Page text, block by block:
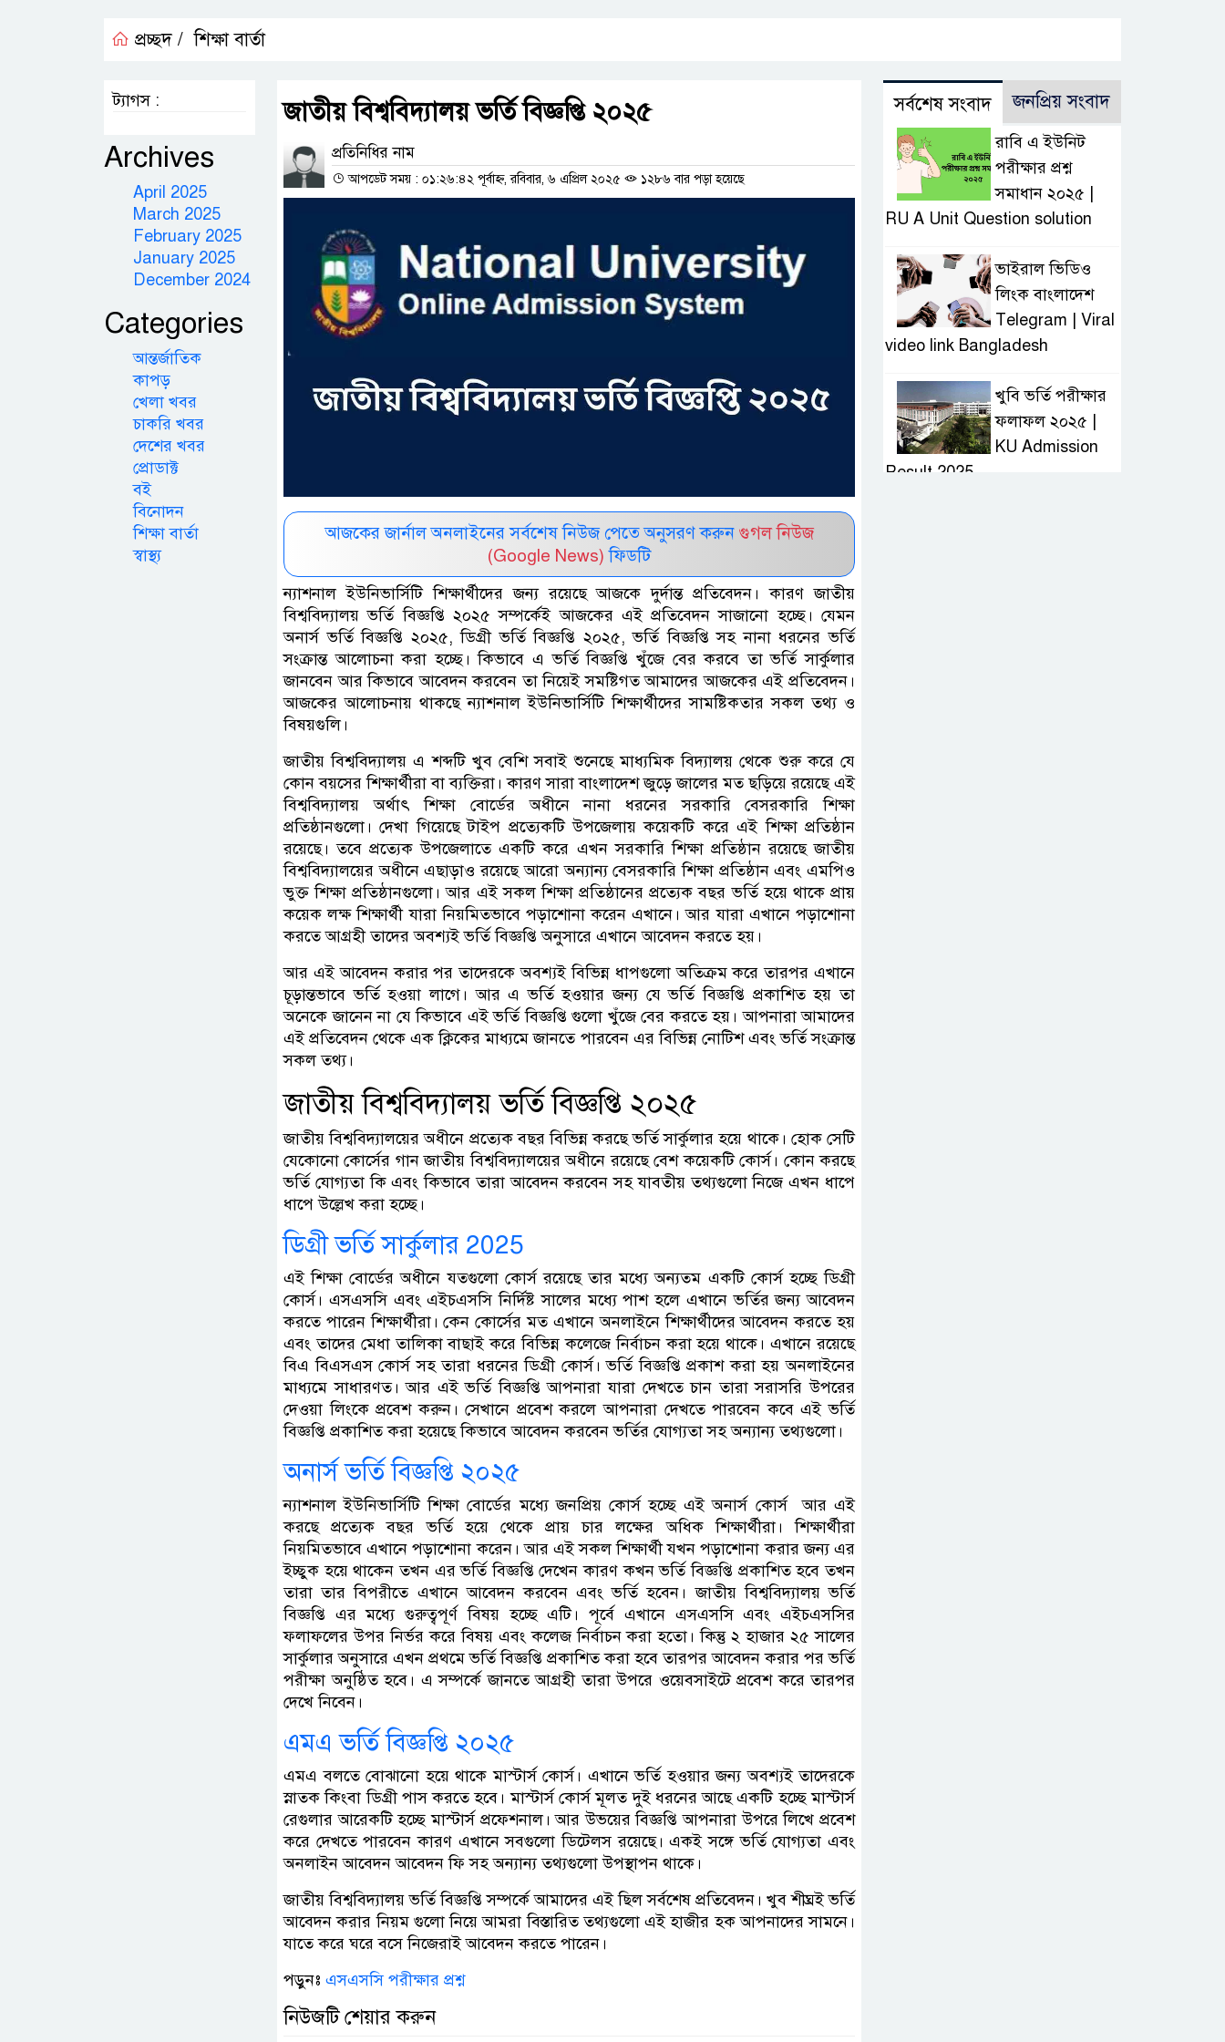
প্রচ্ছদ / শিক্ষা বার্তা
জাতীয় বিশ্ববিদ্যালয় ভর্তি বিজ্ঞপ্তি ২০২৫
প্রতিনিধির নাম
আপডেট সময় : ০১:২৬:৪২ পূর্বাহ্ন, রবিবার, ৬ এপ্রিল ২০২৫ ১২৮৬ বার পড়া হয়েছে
আজকের জার্নাল অনলাইনের সর্বশেষ নিউজ পেতে অনুসরণ করুন গুগল নিউজ
(Google News) ফিডটি
ন্যাশনাল ইউনিভার্সিটি শিক্ষার্থীদের জন্য রয়েছে আজকে দুর্দান্ত প্রতিবেদন। কারণ জাতীয়
বিশ্ববিদ্যালয় ভর্তি বিজ্ঞপ্তি ২০২৫ সম্পর্কেই আজকের এই প্রতিবেদন সাজানো হচ্ছে। যেমন
অনার্স ভর্তি বিজ্ঞপ্তি ২০২৫, ডিগ্রী ভর্তি বিজ্ঞপ্তি ২০২৫, ভর্তি বিজ্ঞপ্তি সহ নানা ধরনের ভর্তি
সংক্রান্ত আলোচনা করা হচ্ছে। কিভাবে এ ভর্তি বিজ্ঞপ্তি খুঁজে বের করবে তা ভর্তি সার্কুলার
জানবেন আর কিভাবে আবেদন করবেন তা নিয়েই সমষ্টিগত আমাদের আজকের এই প্রতিবেদন।
আজকের আলোচনায় থাকছে ন্যাশনাল ইউনিভার্সিটি শিক্ষার্থীদের সামষ্টিকতার সকল তথ্য ও
বিষয়গুলি।
জাতীয় বিশ্ববিদ্যালয় এ শব্দটি খুব বেশি সবাই শুনেছে মাধ্যমিক বিদ্যালয় থেকে শুরু করে যে
কোন বয়সের শিক্ষার্থীরা বা ব্যক্তিরা। কারণ সারা বাংলাদেশ জুড়ে জালের মত ছড়িয়ে রয়েছে এই
বিশ্ববিদ্যালয় অর্থাৎ শিক্ষা বোর্ডের অধীনে নানা ধরনের সরকারি বেসরকারি শিক্ষা
প্রতিষ্ঠানগুলো। দেখা গিয়েছে টাইপ প্রত্যেকটি উপজেলায় কয়েকটি করে এই শিক্ষা প্রতিষ্ঠান
রয়েছে। তবে প্রত্যেক উপজেলাতে একটি করে এখন সরকারি শিক্ষা প্রতিষ্ঠান রয়েছে জাতীয়
বিশ্ববিদ্যালয়ের অধীনে এছাড়াও রয়েছে আরো অন্যান্য বেসরকারি শিক্ষা প্রতিষ্ঠান এবং এমপিও
ভুক্ত শিক্ষা প্রতিষ্ঠানগুলো। আর এই সকল শিক্ষা প্রতিষ্ঠানের প্রত্যেক বছর ভর্তি হয়ে থাকে প্রায়
কয়েক লক্ষ শিক্ষার্থী যারা নিয়মিতভাবে পড়াশোনা করেন এখানে। আর যারা এখানে পড়াশোনা
করতে আগ্রহী তাদের অবশ্যই ভর্তি বিজ্ঞপ্তি অনুসারে এখানে আবেদন করতে হয়।
আর এই আবেদন করার পর তাদেরকে অবশ্যই বিভিন্ন ধাপগুলো অতিক্রম করে তারপর এখানে
চূড়ান্তভাবে ভর্তি হওয়া লাগে। আর এ ভর্তি হওয়ার জন্য যে ভর্তি বিজ্ঞপ্তি প্রকাশিত হয় তা
অনেকে জানেন না যে কিভাবে এই ভর্তি বিজ্ঞপ্তি গুলো খুঁজে বের করতে হয়। আপনারা আমাদের
এই প্রতিবেদন থেকে এক ক্লিকের মাধ্যমে জানতে পারবেন এর বিভিন্ন নোটিশ এবং ভর্তি সংক্রান্ত
সকল তথ্য।
জাতীয় বিশ্ববিদ্যালয় ভর্তি বিজ্ঞপ্তি ২০২৫
জাতীয় বিশ্ববিদ্যালয়ের অধীনে প্রত্যেক বছর বিভিন্ন করছে ভর্তি সার্কুলার হয়ে থাকে। হোক সেটি
যেকোনো কোর্সের গান জাতীয় বিশ্ববিদ্যালয়ের অধীনে রয়েছে বেশ কয়েকটি কোর্স। কোন করছে
ভর্তি যোগ্যতা কি এবং কিভাবে তারা আবেদন করবেন সহ যাবতীয় তথ্যগুলো নিজে এখন ধাপে
ধাপে উল্লেখ করা হচ্ছে।
ডিগ্রী ভর্তি সার্কুলার 2025
এই শিক্ষা বোর্ডের অধীনে যতগুলো কোর্স রয়েছে তার মধ্যে অন্যতম একটি কোর্স হচ্ছে ডিগ্রী
কোর্স। এসএসসি এবং এইচএসসি নির্দিষ্ট সালের মধ্যে পাশ হলে এখানে ভর্তির জন্য আবেদন
করতে পারেন শিক্ষার্থীরা। কেন কোর্সের মত এখানে অনলাইনে শিক্ষার্থীদের আবেদন করতে হয়
এবং তাদের মেধা তালিকা বাছাই করে বিভিন্ন কলেজে নির্বাচন করা হয়ে থাকে। এখানে রয়েছে
বিএ বিএসএস কোর্স সহ তারা ধরনের ডিগ্রী কোর্স। ভর্তি বিজ্ঞপ্তি প্রকাশ করা হয় অনলাইনের
মাধ্যমে সাধারণত। আর এই ভর্তি বিজ্ঞপ্তি আপনারা যারা দেখতে চান তারা সরাসরি উপরের
দেওয়া লিংকে প্রবেশ করুন। সেখানে প্রবেশ করলে আপনারা দেখতে পারবেন কবে এই ভর্তি
বিজ্ঞপ্তি প্রকাশিত করা হয়েছে কিভাবে আবেদন করবেন ভর্তির যোগ্যতা সহ অন্যান্য তথ্যগুলো।
অনার্স ভর্তি বিজ্ঞপ্তি ২০২৫
ন্যাশনাল ইউনিভার্সিটি শিক্ষা বোর্ডের মধ্যে জনপ্রিয় কোর্স হচ্ছে এই অনার্স কোর্স ‌ আর এই
করছে প্রত্যেক বছর ভর্তি হয়ে থেকে প্রায় চার লক্ষের অধিক শিক্ষার্থীরা। শিক্ষার্থীরা
নিয়মিতভাবে এখানে পড়াশোনা করেন। আর এই সকল শিক্ষার্থী যখন পড়াশোনা করার জন্য এর
ইচ্ছুক হয়ে থাকেন তখন এর ভর্তি বিজ্ঞপ্তি দেখেন কারণ কখন ভর্তি বিজ্ঞপ্তি প্রকাশিত হবে তখন
তারা তার বিপরীতে এখানে আবেদন করবেন এবং ভর্তি হবেন। জাতীয় বিশ্ববিদ্যালয় ভর্তি
বিজ্ঞপ্তি এর মধ্যে গুরুত্বপূর্ণ বিষয় হচ্ছে এটি। পূর্বে এখানে এসএসসি এবং এইচএসসির
ফলাফলের উপর নির্ভর করে বিষয় এবং কলেজ নির্বাচন করা হতো। কিন্তু ২ হাজার ২৫ সালের
সার্কুলার অনুসারে এখন প্রথমে ভর্তি বিজ্ঞপ্তি প্রকাশিত করা হবে তারপর আবেদন করার পর ভর্তি
পরীক্ষা অনুষ্ঠিত হবে। এ সম্পর্কে জানতে আগ্রহী তারা উপরে ওয়েবসাইটে প্রবেশ করে তারপর
দেখে নিবেন।
এমএ ভর্তি বিজ্ঞপ্তি ২০২৫
এমএ বলতে বোঝানো হয়ে থাকে মাস্টার্স কোর্স। এখানে ভর্তি হওয়ার জন্য অবশ্যই তাদেরকে
স্নাতক কিংবা ডিগ্রী পাস করতে হবে। মাস্টার্স কোর্স মূলত দুই ধরনের আছে একটি হচ্ছে মাস্টার্স
রেগুলার আরেকটি হচ্ছে মাস্টার্স প্রফেশনাল। আর উভয়ের বিজ্ঞপ্তি আপনারা উপরে লিখে প্রবেশ
করে দেখতে পারবেন কারণ এখানে সবগুলো ডিটেলস রয়েছে। একই সঙ্গে ভর্তি যোগ্যতা এবং
অনলাইন আবেদন আবেদন ফি সহ অন্যান্য তথ্যগুলো উপস্থাপন থাকে।
জাতীয় বিশ্ববিদ্যালয় ভর্তি বিজ্ঞপ্তি সম্পর্কে আমাদের এই ছিল সর্বশেষ প্রতিবেদন। খুব শীঘ্রই ভর্তি
আবেদন করার নিয়ম গুলো নিয়ে আমরা বিস্তারিত তথ্যগুলো এই হাজীর হক আপনাদের সামনে।
যাতে করে ঘরে বসে নিজেরাই আবেদন করতে পারেন।
পড়ুনঃ এসএসসি পরীক্ষার প্রশ্ন
নিউজটি শেয়ার করুন
ট্যাগস :
Archives
April 2025
March 2025
February 2025
January 2025
December 2024
Categories
আন্তর্জাতিক
কাপড়
খেলা খবর
চাকরি খবর
দেশের খবর
প্রোডাক্ট
বই
বিনোদন
শিক্ষা বার্তা
স্বাস্থ্য
সর্বশেষ সংবাদ জনপ্রিয় সংবাদ
রাবি এ ইউনিট
পরীক্ষার প্রশ্ন
সমাধান ২০২৫ |
RU A Unit Question solution
ভাইরাল ভিডিও
লিংক বাংলাদেশ
Telegram | Viral
video link Bangladesh
খুবি ভর্তি পরীক্ষার
ফলাফল ২০২৫ |
KU Admission
Result 2025